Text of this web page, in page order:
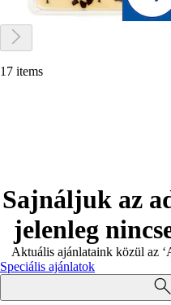
17 items
Sajnáljuk az
jelenleg
Aktuális ajánlataink közül az
Speciális ajánlatok